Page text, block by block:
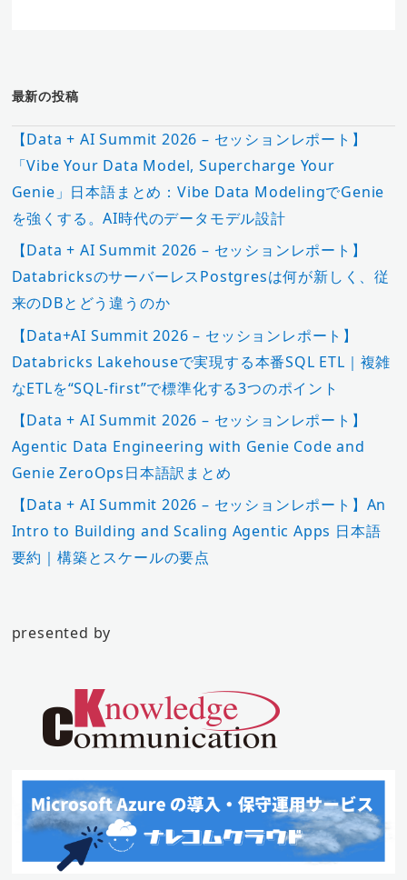
最新の投稿
【Data + AI Summit 2026 – セッションレポート】
「Vibe Your Data Model, Supercharge Your
Genie」日本語まとめ：Vibe Data ModelingでGenie
を強くする。AI時代のデータモデル設計
【Data + AI Summit 2026 – セッションレポート】
DatabricksのサーバーレスPostgresは何が新しく、従
来のDBとどう違うのか
【Data+AI Summit 2026 – セッションレポート】
Databricks Lakehouseで実現する本番SQL ETL｜複雑
なETLを“SQL-first”で標準化する3つのポイント
【Data + AI Summit 2026 – セッションレポート】
Agentic Data Engineering with Genie Code and
Genie ZeroOps日本語訳まとめ
【Data + AI Summit 2026 – セッションレポート】An
Intro to Building and Scaling Agentic Apps 日本語
要約｜構築とスケールの要点
presented by